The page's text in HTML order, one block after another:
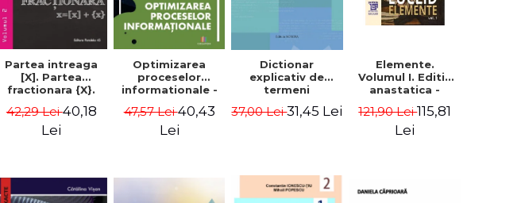
Partea intreaga
[X]. Partea
fractionara {X}.
Gheorghe Andrei,
Constantin
42,29 Lei40,18
Lei
Optimizarea
proceselor
informationale -
Ghisa
47,57 Lei40,43
Lei
Dictionar
explicativ de
termeni
Marcel Seserman
37,00 Lei31,45 Lei
Elemente.
Volumul I. Editie
anastatica -
121,90 Lei115,81
Lei